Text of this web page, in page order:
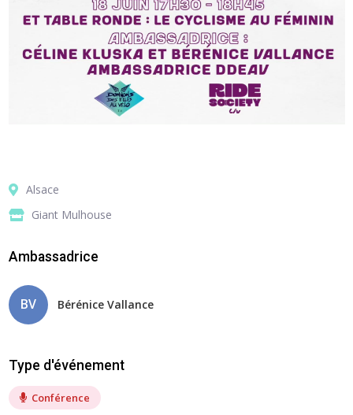
Alsace
Giant Mulhouse
Ambassadrice
BV Bérénice Vallance
Type d'événement
Conférence